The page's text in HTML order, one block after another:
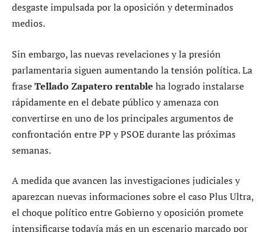
desgaste impulsada por la oposición y determinados
medios.
Sin embargo, las nuevas revelaciones y la presión
parlamentaria siguen aumentando la tensión política. La
fraseTellado Zapatero rentable ha logrado instalarse
rápidamente en el debate público y amenaza con
convertirse en uno de los principales argumentos de
confrontación entre PP y PSOE durante las próximas
semanas.
A medida que avancen las investigaciones judiciales y
aparezcan nuevas informaciones sobre el caso Plus Ultra,
el choque político entre Gobierno y oposición promete
intensificarse todavía más en un escenario marcado por